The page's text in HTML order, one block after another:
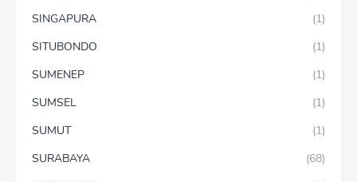
SINGAPURA
(1)
SITUBONDO
(1)
SUMENEP
(1)
SUMSEL
(1)
SUMUT
(1)
SURABAYA
(68)